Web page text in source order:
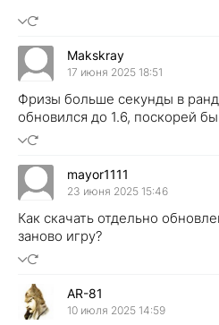
Makskray
17 июня 2025 18:51
Фризы больше секунды в
обновился до 1.6, поскорей
mayor1111
23 июня 2025 15:46
Как скачать отдельно
заново игру?
AR-81
10 июля 2025 14:59